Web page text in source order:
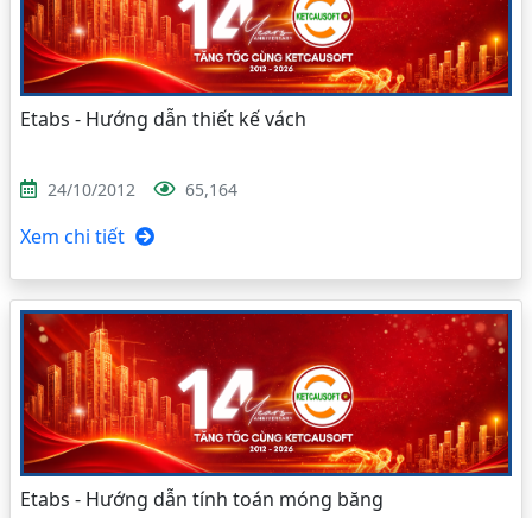
Etabs - Hướng dẫn thiết kế vách
24/10/2012 65,164
Xem chi tiết
Etabs - Hướng dẫn tính toán móng băng